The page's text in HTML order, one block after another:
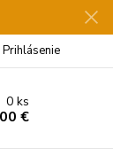
Prihlásenie
0ks
€